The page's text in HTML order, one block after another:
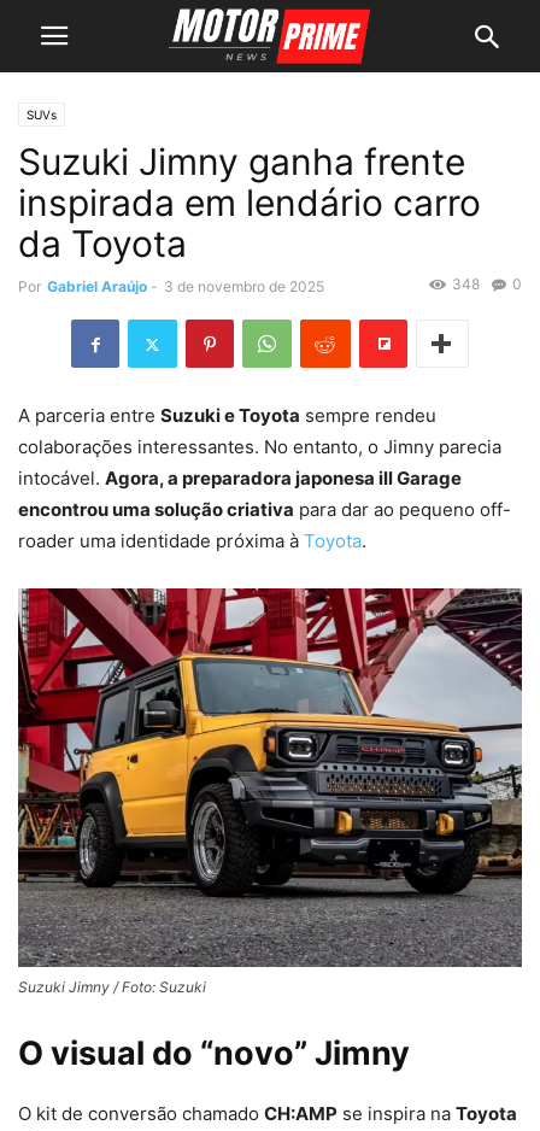
SUVs
Suzuki Jimny ganha frente
inspirada em lendário carro
da Toyota
Por Gabriel Araújo - 3 de novembro de 2025 0
348
A parceria entre Suzuki e Toyota sempre rendeu
colaborações interessantes. No entanto, o Jimny parecia
intocável. Agora, a preparadora japonesa ill Garage
encontrou uma solução criativa para dar ao pequeno off-
roader uma identidade próxima à Toyota.
Suzuki Jimny / Foto: Suzuki
O visual do “novo” Jimny
O kit de conversão chamado CH:AMP se inspira na Toyota